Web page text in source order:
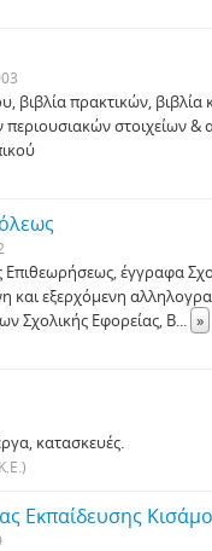
βιβλία πρακτικών,
στοιχείων &
έγγραφα
και εξερχόμενη
Σχολικής Εφορείας, Β... »
κατασκευές.
Εκπαίδευσης